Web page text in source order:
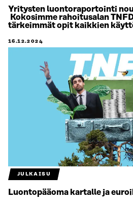
Yritysten luontoraportointi
Kokosimme rahoitusalan
tärkeimmät opit kaikkien
16.12.2024
JULKAISU
Luontopääoma kartalle ja